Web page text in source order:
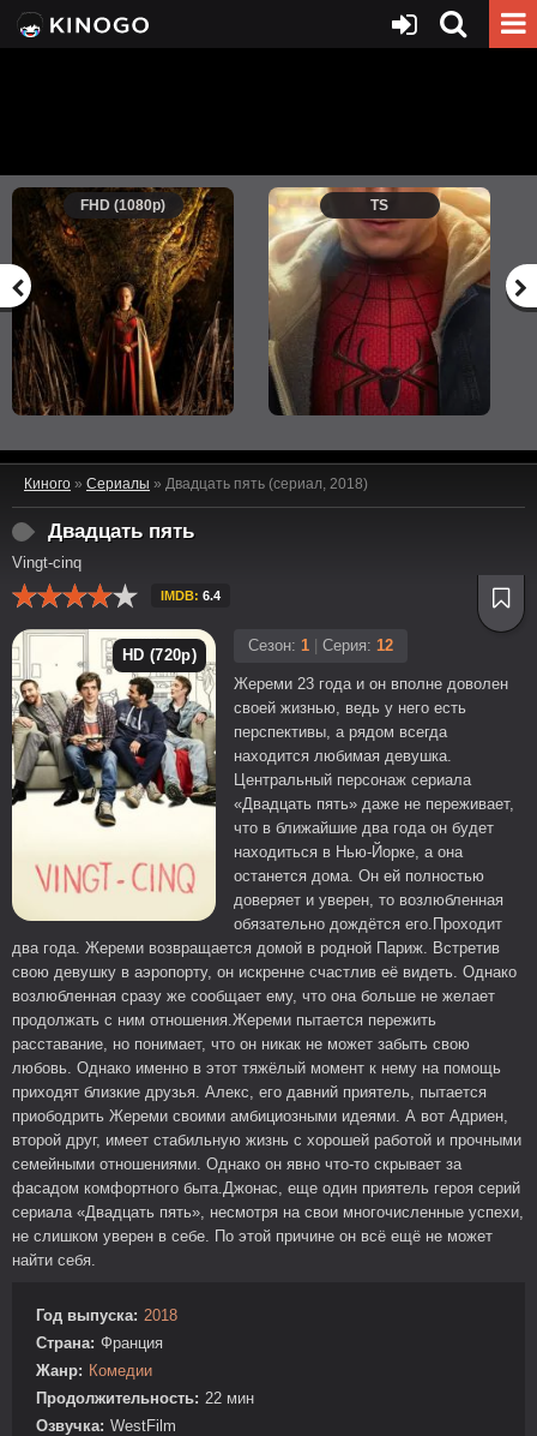
FHD (1080p) TS
Киного » Сериалы » Двадцать пять (сериал, 2018)
Двадцать пять
Vingt-cinq
IMDB: 6.4
HD (720p)
Сезон: 1 Серия: 12
Жереми 23 года и он вполне доволен
своей жизнью, ведь у него есть
перспективы, а рядом всегда
находится любимая девушка.
Центральный персонаж сериала
«Двадцать пять» даже не переживает,
что в ближайшие два года он будет
находиться в Нью-Йорке, а она
останется дома. Он ей полностью
доверяет и уверен, то возлюбленная
обязательно дождётся его.Проходит
два года. Жереми возвращается домой в родной Париж. Встретив
свою девушку в аэропорту, он искренне счастлив её видеть. Однако
возлюбленная сразу же сообщает ему, что она больше не желает
продолжать с ним отношения.Жереми пытается пережить
расставание, но понимает, что он никак не может забыть свою
любовь. Однако именно в этот тяжёлый момент к нему на помощь
приходят близкие друзья. Алекс, его давний приятель, пытается
приободрить Жереми своими амбициозными идеями. А вот Адриен,
второй друг, имеет стабильную жизнь с хорошей работой и прочными
семейными отношениями. Однако он явно что-то скрывает за
фасадом комфортного быта.Джонас, еще один приятель героя серий
сериала «Двадцать пять», несмотря на свои многочисленные успехи,
не слишком уверен в себе. По этой причине он всё ещё не может
найти себя.
Год выпуска: 2018
Страна: Франция
Жанр: Комедии
Продолжительность: 22 мин
Озвучка: WestFilm